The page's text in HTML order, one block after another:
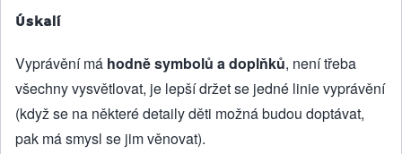
Úskalí
Vyprávění má hodně symbolů a doplňků, není třeba
všechny vysvětlovat, je lepší držet se jedné linie vyprávění
(když se na některé detaily děti možná budou doptávat,
pak má smysl se jim věnovat).